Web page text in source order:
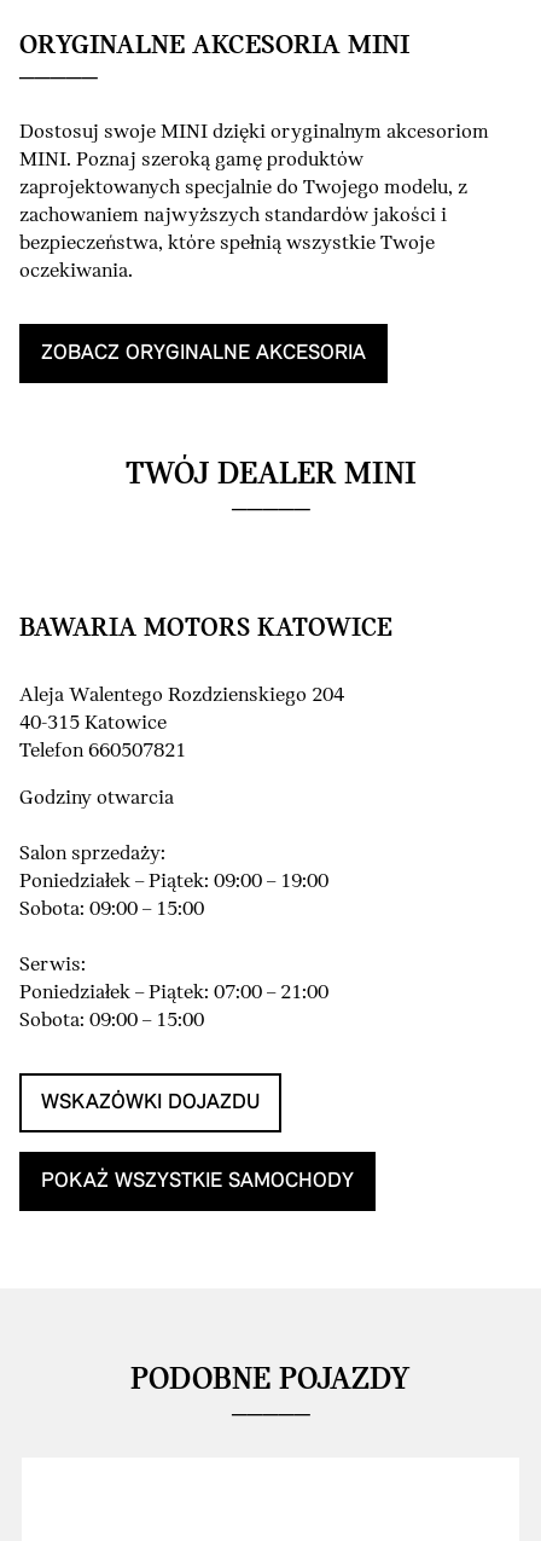
ORYGINALNE AKCESORIA MINI
Dostosuj swoje MINI dzięki oryginalnym akcesoriom
MINI. Poznaj szeroką gamę produktów
zaprojektowanych specjalnie do Twojego modelu, z
zachowaniem najwyższych standardów jakości i
bezpieczeństwa, które spełnią wszystkie Twoje
oczekiwania.
ZOBACZ ORYGINALNE AKCESORIA
TWÓJ DEALER MINI
BAWARIA MOTORS KATOWICE
Aleja Walentego Rozdzienskiego 204
40-315 Katowice
Telefon 660507821
Godziny otwarcia
Salon sprzedaży:
Poniedziałek – Piątek: 09:00 – 19:00
Sobota: 09:00 – 15:00
Serwis:
Poniedziałek – Piątek: 07:00 – 21:00
Sobota: 09:00 – 15:00
WSKAZÓWKI DOJAZDU
POKAŻ WSZYSTKIE SAMOCHODY
PODOBNE POJAZDY